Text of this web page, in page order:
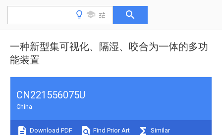
一种新型集可视化、隔湿、咬合为一体的多功
能装置
CN221556075U
China
Download PDF Find Prior Art Similar